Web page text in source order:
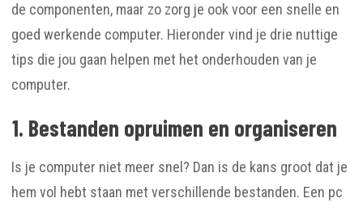
de componenten, maar zo zorg je ook voor een snelle en
goed werkende computer. Hieronder vind je drie nuttige
tips die jou gaan helpen met het onderhouden van je
computer.
1. Bestanden opruimen en organiseren
Is je computer niet meer snel? Dan is de kans groot dat je
hem vol hebt staan met verschillende bestanden. Een pc